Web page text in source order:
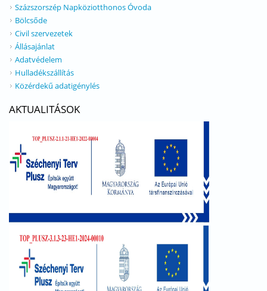
Százszorszép Napköziotthonos Óvoda
Bölcsőde
Civil szervezetek
Állásajánlat
Adatvédelem
Hulladékszállítás
Közérdekű adatigénylés
AKTUALITÁSOK